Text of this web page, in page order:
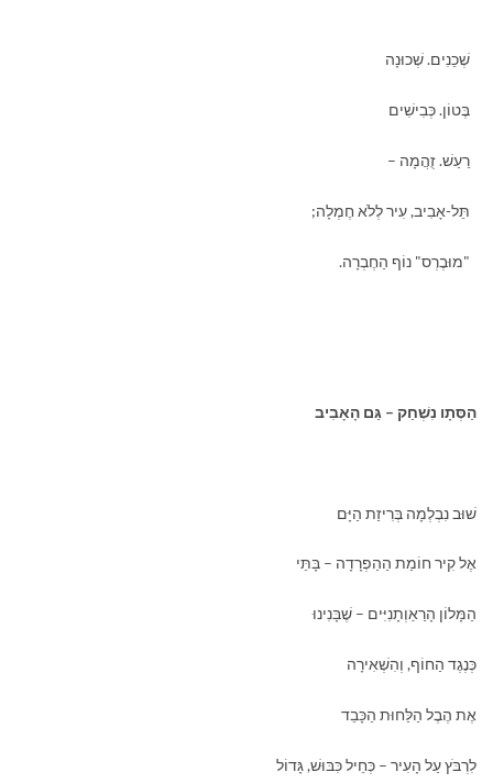
שְׁכֵנִים. שְׁכוּנָה
בֶּטוֹן. כְּבִישִׁים
רַעַשׁ. זֻהֲמָה –
תֵּל-אָבִיב, עִיר לְלֹא חֶמְלָה;
"מוּבֶרְס" נוֹף הַחֶבְרָה.
הַסְּתָו נִשְׁחַק – גַּם הָאָבִיב
שׁוּב נִבְלְמָה בְּרִיזַת הַיָּם
אֶל קִיר חוֹמַת הַהַפְרָדָה – בָּתֵּי
הַמָּלוֹן הָרַאַוְתָנִיִּים – שֶׁבָּנִינוּ
כְּנֶגֶד הַחוֹף, וְהִשְׁאִירָה
אֶת הֶבֶל הַלַּחוּת הַכָּבֵד
לִרְבֹּץ עַל הָעִיר – כְּחֵיל כִּבּוּשׁ, גָּדוֹל